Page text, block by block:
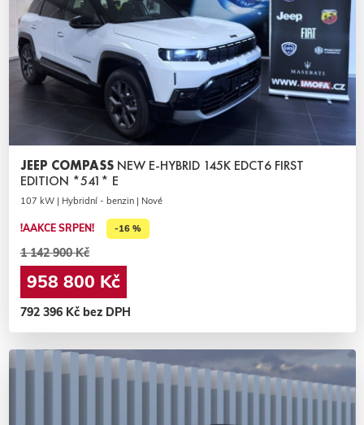
JEEP COMPASS NEW E-HYBRID 145K EDCT6 FIRST
EDITION *541* E
107 kW | Hybridní - benzin | Nové
!AAKCE SRPEN! -16 %
1 142 900 Kč
958 800 Kč
792 396 Kč bez DPH